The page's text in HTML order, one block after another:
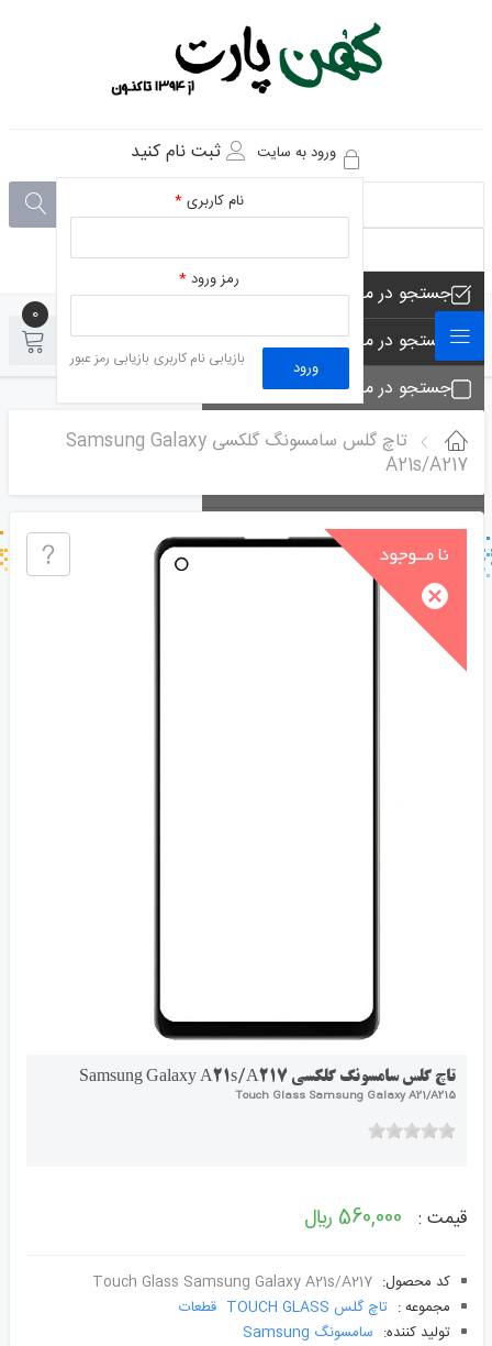
ورود به سایت
نام کاربری*
رمز ورود*
ورود بازیابی نام کاربری بازیابی رمز عبور
ثبت نام کنید
جستجو در مجموعه های فروشگاه
جستجو در محصولات فروشگاه
جستجو در مجموعه ها
جستجو - تماس ها
جستجو در خبر خوان
جستجو - برچسب ها
0
تاچ گلس سامسونگ گلکسی Samsung Galaxy
A21s/A217
تاچ گلس سامسونگ گلکسی Samsung Galaxy A21s/A217
Touch Glass Samsung Galaxy A21/A215
قیمت : 560,000 ﷼
کد محصول: Touch Glass Samsung Galaxy A21s/A217
مجموعه : تاچ گلس TOUCH GLASS
قطعات
توليد کننده: سامسونگ Samsung